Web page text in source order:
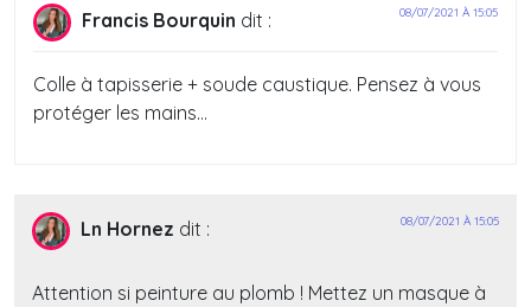
Francis Bourquin dit : 08/07/2021 À 15:05
Colle à tapisserie + soude caustique. Pensez à vous
protéger les mains…
Ln Hornez dit : 08/07/2021 À 15:05
Attention si peinture au plomb ! Mettez un masque à